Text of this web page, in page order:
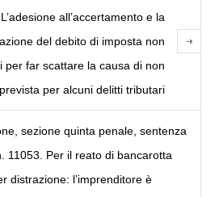
all’accertamento e la
del debito di imposta non
per far scattare la causa di non
per alcuni delitti tributari
sezione quinta penale, sentenza
11053. Per il reato di bancarotta
distrazione: l’imprenditore è